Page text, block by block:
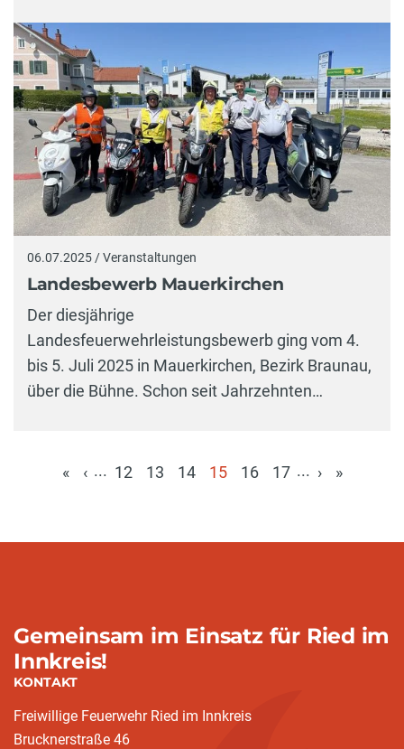
06.07.2025 / Veranstaltungen
Landesbewerb Mauerkirchen
Der diesjährige
Landesfeuerwehrleistungsbewerb ging vom 4.
bis 5. Juli 2025 in Mauerkirchen, Bezirk Braunau,
über die Bühne. Schon seit Jahrzehnten…
« ‹ ... 12 13 14
15
16 17 ... › »
Gemeinsam im Einsatz für Ried im
Innkreis!
KONTAKT
Freiwillige Feuerwehr Ried im Innkreis
Brucknerstraße 46